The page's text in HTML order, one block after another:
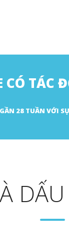
CÓ
28 TUẦN VỚI